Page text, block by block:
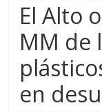
El Alto
MM de
en